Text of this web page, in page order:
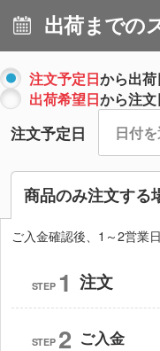
出荷までの
注文予定日から出
出荷希望日から注
注文予定日
商品のみ注文する
ご入金確認後、1～2営業
STEP 1 注文
STEP 2 ご入金